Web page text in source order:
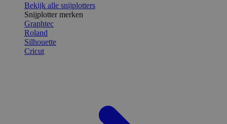
Bekijk alle snijplotters
Snijplotter merken
Graphtec
Roland
Silhouette
Cricut